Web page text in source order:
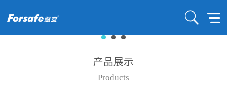
产品展示
Products